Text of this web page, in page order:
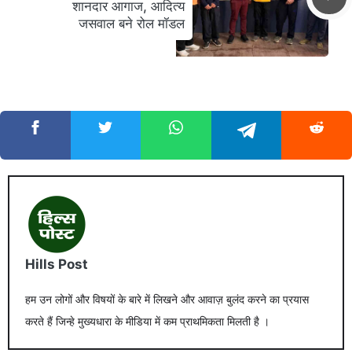
शानदार आगाज, आदित्य
जसवाल बने रोल मॉडल
Hills Post
हम उन लोगों और विषयों के बारे में लिखने और आवाज़ बुलंद करने का प्रयास
करते हैं जिन्हे मुख्यधारा के मीडिया में कम प्राथमिकता मिलती है ।